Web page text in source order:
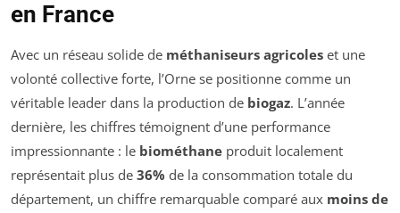
en France
Avec un réseau solide de méthaniseurs agricoles et une
volonté collective forte, l’Orne se positionne comme un
véritable leader dans la production de biogaz. L’année
dernière, les chiffres témoignent d’une performance
impressionnante : le biométhane produit localement
représentait plus de 36% de la consommation totale du
département, un chiffre remarquable comparé aux moins de